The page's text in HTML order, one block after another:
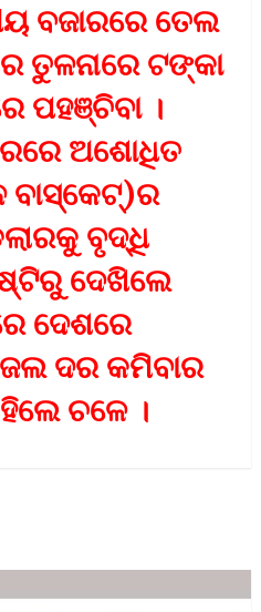
ବଜାରରେ ତେଲ
ତୁଳନାରେ ଟଙ୍କା
ପହଞ୍ଚିବା ।
ଅଶୋଧିତ
ବୃଦ୍ଧି
ଦେଖିଲେ
ଦେଶରେ
ଦର କମିବାର
ଚଳେ ।